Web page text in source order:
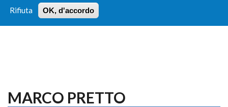
Rifiuta OK, d'accordo
RICERCA
HOME TUTTI I PROFILI
LOGIN
MARCO PRETTO